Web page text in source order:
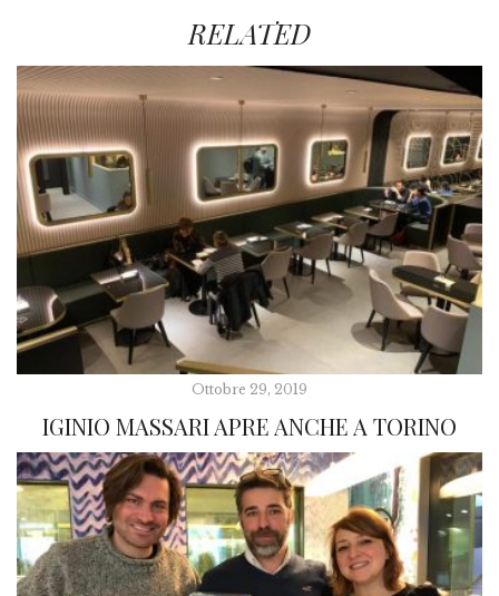
RELATED
Ottobre 29, 2019
IGINIO MASSARI APRE ANCHE A TORINO